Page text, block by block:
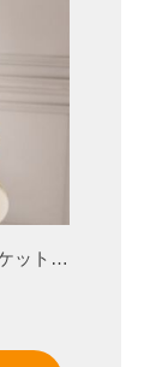
＜２点セット＞ラウンドヘムジャケットセットアップ